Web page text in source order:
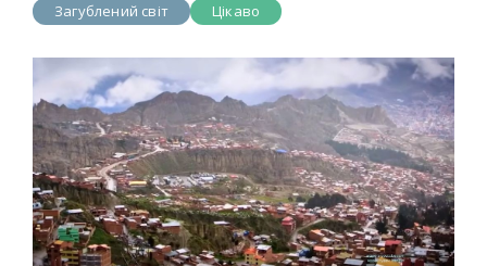
Загублений світ Цікаво